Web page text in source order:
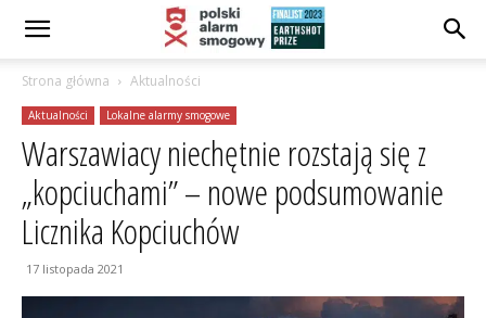
Strona główna Aktualności
Aktualności Lokalne alarmy smogowe
Warszawiacy niechętnie rozstają się z
„kopciuchami” – nowe podsumowanie
Licznika Kopciuchów
17 listopada 2021